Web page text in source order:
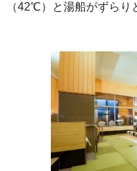
（42℃）と湯船がずらり